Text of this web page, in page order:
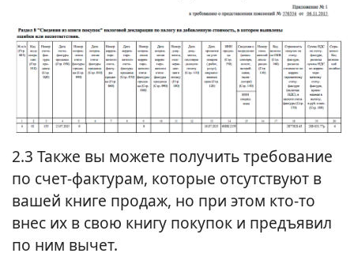
2.3 Также вы можете получить требование
по счет-фактурам, которые отсутствуют в
вашей книге продаж, но при этом кто-то
внес их в свою книгу покупок и предъявил
по ним вычет.